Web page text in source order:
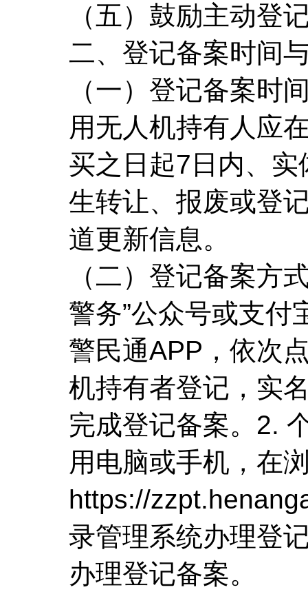
（五）鼓励主动登
二、登记备案时间
（一）登记备案时
用无人机持有人应
买之日起7日内、
生转让、报废或登
道更新信息。
（二）登记备案方
警务”公众号或支付
警民通APP，依次
机持有者登记，实
完成登记备案。2.
用电脑或手机，在
https://
录管理系统办理登
办理登记备案。